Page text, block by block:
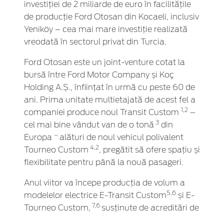
investiției de 2 miliarde de euro în facilitățile
de producție Ford Otosan din Kocaeli, inclusiv
Yeniköy – cea mai mare investiție realizată
vreodată în sectorul privat din Turcia.
Ford Otosan este un joint-venture cotat la
bursă între Ford Motor Company și Koç
Holding A.Ș., înființat în urmă cu peste 60 de
ani. Prima unitate multietajată de acest fel a
companiei produce noul Transit Custom
1,2 –
cel mai bine vândut van de o tonă 3 din
Europa – alături de noul vehicul polivalent
Tourneo Custom 4,2, pregătit să ofere spațiu și
flexibilitate pentru până la nouă pasageri.
Anul viitor va începe producția de volum a
modelelor electrice E-Transit Custom5,6 și E-
Tourneo Custom, 7,6 susținute de acreditări de